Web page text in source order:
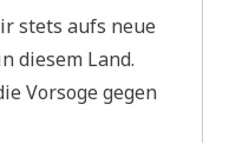
stets aufs neue
die­sem Land.
Vor­so­ge gegen